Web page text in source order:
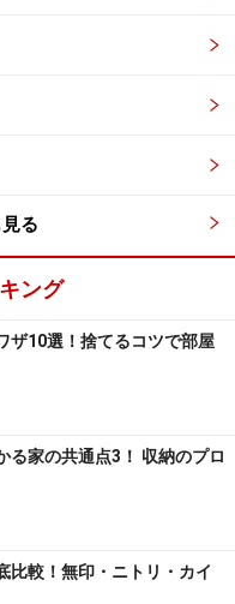
る
ング
ザ10選！捨てるコツで部屋
る家の共通点3！ 収納のプロ
比較！無印・ニトリ・カイ